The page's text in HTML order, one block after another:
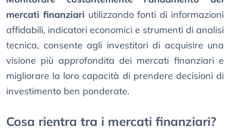
mercati finanziari utilizzando fonti di informazioni
affidabili, indicatori economici e strumenti di analisi
tecnica, consente agli investitori di acquisire una
visione più approfondita dei mercati finanziari e
migliorare la loro capacità di prendere decisioni di
investimento ben ponderate.
Cosa rientra tra i mercati finanziari?